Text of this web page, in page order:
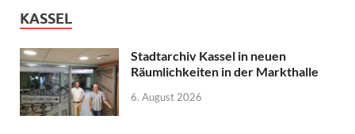
KASSEL
Stadtarchiv Kassel in neuen
Räumlichkeiten in der Markthalle
6. August 2026